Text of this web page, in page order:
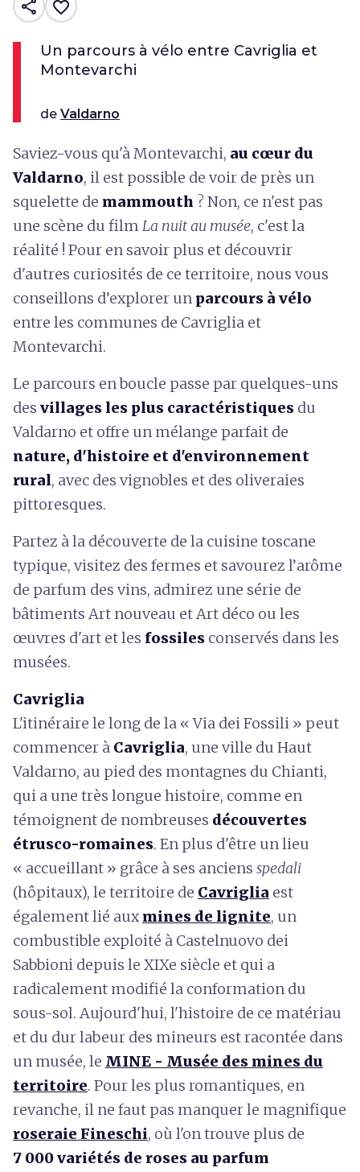
share favorite_border
Un parcours à vélo entre Cavriglia et
Montevarchi
de Valdarno
Saviez-vous qu'à Montevarchi, au cœur du
Valdarno, il est possible de voir de près un
squelette de mammouth ? Non, ce n'est pas
une scène du film La nuit au musée, c'est la
réalité ! Pour en savoir plus et découvrir
d'autres curiosités de ce territoire, nous vous
conseillons d’explorer un parcours à vélo
entre les communes de Cavriglia et
Montevarchi.
Le parcours en boucle passe par quelques-uns
des villages les plus caractéristiques du
Valdarno et offre un mélange parfait de
nature, d'histoire et d'environnement
rural, avec des vignobles et des oliveraies
pittoresques.
Partez à la découverte de la cuisine toscane
typique, visitez des fermes et savourez l’arôme
de parfum des vins, admirez une série de
bâtiments Art nouveau et Art déco ou les
œuvres d'art et les fossiles conservés dans les
musées.
Cavriglia
L'itinéraire le long de la « Via dei Fossili » peut
commencer à Cavriglia, une ville du Haut
Valdarno, au pied des montagnes du Chianti,
qui a une très longue histoire, comme en
témoignent de nombreuses découvertes
étrusco-romaines. En plus d'être un lieu
« accueillant » grâce à ses anciens spedali
(hôpitaux), le territoire de Cavriglia est
également lié auxmines de lignite, un
combustible exploité à Castelnuovo dei
Sabbioni depuis le XIXe siècle et qui a
radicalement modifié la conformation du
sous-sol. Aujourd'hui, l'histoire de ce matériau
et du dur labeur des mineurs est racontée dans
un musée, le MINE - Musée des mines du
territoire. Pour les plus romantiques, en
revanche, il ne faut pas manquer le magnifique
roseraie Fineschi, où l'on trouve plus de
7 000 variétés de roses au parfum